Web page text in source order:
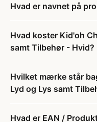
Hvad er navnet på
Hvad koster Kid'oh
samt Tilbehør - Hvid?
Hvilket mærke står
Lyd og Lys samt
Hvad er EAN /